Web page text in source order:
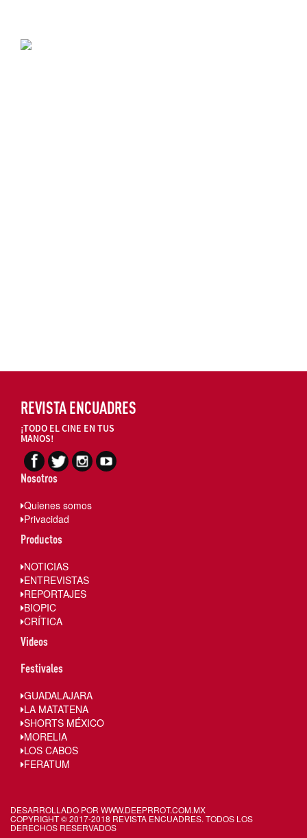
REVISTA ENCUADRES
¡TODO EL CINE EN TUS
MANOS!
Nosotros
Quienes somos
Privacidad
Productos
NOTICIAS
ENTREVISTAS
REPORTAJES
BIOPIC
CRÍTICA
Videos
Festivales
GUADALAJARA
LA MATATENA
SHORTS MÉXICO
MORELIA
LOS CABOS
FERATUM
DESARROLLADO POR WWW.DEEPRROT.COM.MX
COPYRIGHT © 2017-2018 REVISTA ENCUADRES. TODOS LOS
DERECHOS RESERVADOS